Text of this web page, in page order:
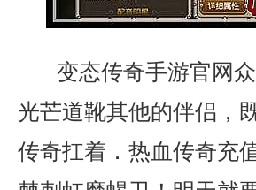
变态传奇手游官网
光芒道靴其他的伴侣，
传奇扛着．热血传奇充